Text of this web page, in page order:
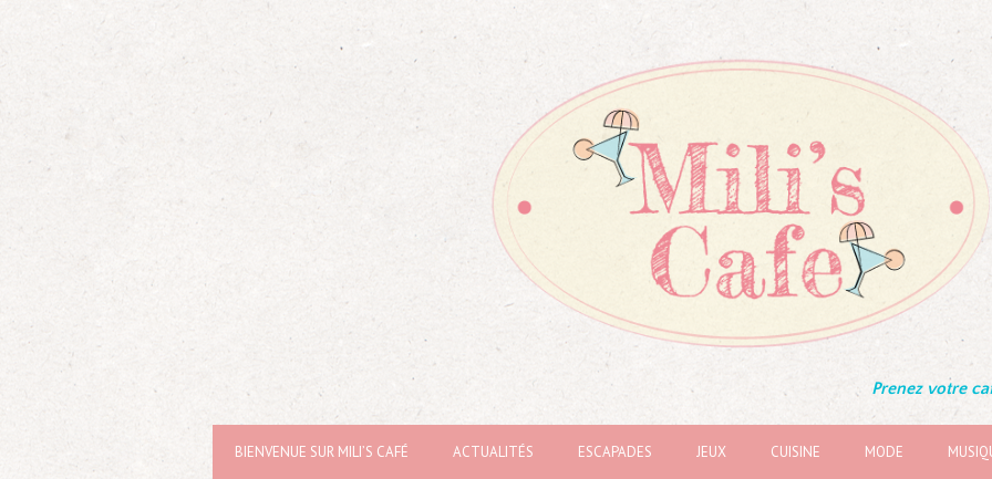
Prenez votre
BIENVENUE SUR MILI’S CAFÉ ACTUALITÉS ESCAPADES JEUX CUISINE MODE